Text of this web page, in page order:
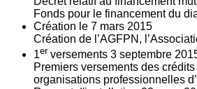
Fonds pour le financement du
Création le 7 mars 2015
Création de l’AGFPN,
1er versements 3 septembre
Premiers versements des
organisations professionnelles